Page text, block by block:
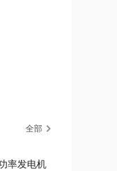
全部
率发电机